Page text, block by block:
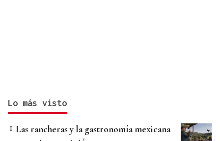
Lo más visto
Las rancheras y la gastronomía mexicana